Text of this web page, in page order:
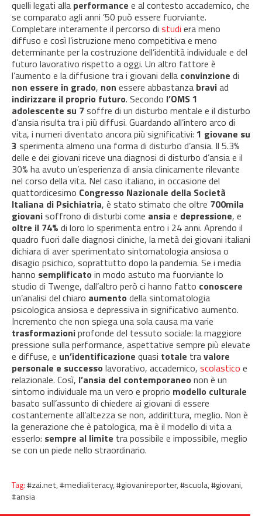
quelli legati alla performance e al contesto accademico, che
se comparato agli anni ’50 può essere fuorviante.
Completare interamente il percorso di studi era meno
diffuso e così l’istruzione meno competitiva e meno
determinante per la costruzione dell’identità individuale e del
futuro lavorativo rispetto a oggi. Un altro fattore è
l’aumento e la diffusione tra i giovani della convinzione di
non essere in grado, non essere abbastanza braviad
indirizzare il proprio futuro. Secondo l’OMS 1
adolescente su 7soffre di un disturbo mentale e il disturbo
d’ansia risulta tra i più diffusi. Guardando all’intero arco di
vita, i numeri diventato ancora più significativi: 1 giovane su
3 sperimenta almeno una forma di disturbo d’ansia. Il 5.3%
delle e dei giovani riceve una diagnosi di disturbo d’ansia e il
30% ha avuto un’esperienza di ansia clinicamente rilevante
nel corso della vita. Nel caso italiano, in occasione del
quattordicesimo Congresso Nazionale della Società
Italiana di Psichiatria, è stato stimato che oltre 700mila
giovanisoffrono di disturbi come ansia e depressione, e
oltre il 74% di loro lo sperimenta entro i 24 anni. Aprendo il
quadro fuori dalle diagnosi cliniche, la metà dei giovani italiani
dichiara di aver sperimentato sintomatologia ansiosa o
disagio psichico, soprattutto dopo la pandemia. Se i media
hanno semplificato in modo astuto ma fuorviante lo
studio di Twenge, dall’altro però ci hanno fatto conoscere
un’analisi del chiaro aumento della sintomatologia
psicologica ansiosa e depressiva in significativo aumento.
Incremento che non spiega una sola causa ma varie
trasformazioniprofonde del tessuto sociale: la maggiore
pressione sulla performance, aspettative sempre più elevate
e diffuse, e un’identificazione quasi totale travalore
personale e successo lavorativo, accademico, scolastico e
relazionale. Così, l’ansia del contemporaneo non è un
sintomo individuale ma un vero e proprio modello culturale
basato sull’assunto di chiedere ai giovani di essere
costantemente all’altezza se non, addirittura, meglio. Non è
la generazione che è patologica, ma è il modello di vita a
esserlo: sempre al limite tra possibile e impossibile, meglio
se con un piede nello straordinario.
Tag:#zai.net,#medialiteracy,#giovanireporter,#scuola,#giovani,
#ansia